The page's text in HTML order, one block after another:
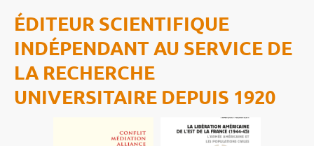
ÉDITEUR SCIENTIFIQUE
INDÉPENDANT AU SERVICE DE
LA RECHERCHE
UNIVERSITAIRE DEPUIS 1920